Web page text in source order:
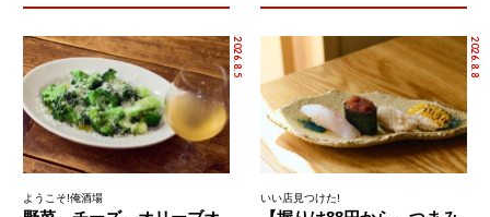
2026.8.5
ようこそ!俺酒場
2026.8.8
いい店見つけた!